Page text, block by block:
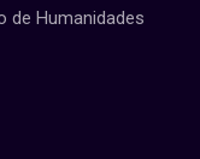
de Humanidades